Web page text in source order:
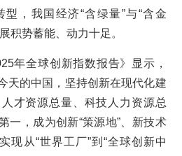
，我国经济“含绿量”与“含金
积势蓄能、动力十足。
年全球创新指数报告》显示，
天的中国，坚持创新在现代化建
才资源总量、科技人力资源总
一，成为创新“策源地”、新技术
现从“世界工厂”到“全球创新中